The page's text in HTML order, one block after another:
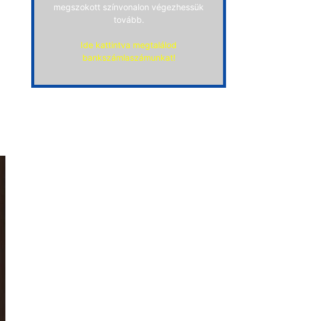
megszokott színvonalon végezhessük
tovább.
Ide kattintva megtalálod
bankszámlaszámunkat!